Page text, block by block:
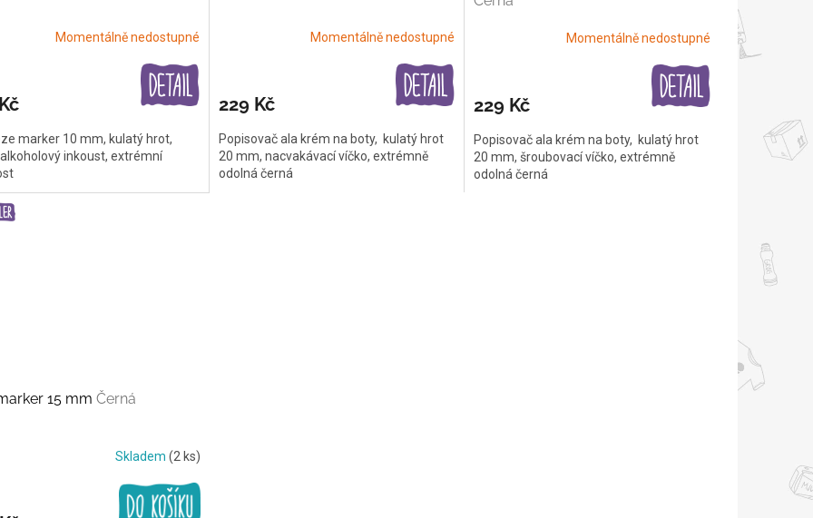
Momentálně nedostupné
marker 10 mm, kulatý hrot,
inkoust, extrémní
Momentálně nedostupné
229 Kč
Popisovač ala krém na boty, kulatý hrot
20 mm, nacvakávací víčko, extrémně
odolná černá
Momentálně nedostupné
229 Kč
Popisovač ala krém na boty, kulatý hrot
20 mm, šroubovací víčko, extrémně
odolná černá
15 mm Černá
Skladem (2 ks)